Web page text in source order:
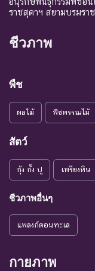
ราชสุดาฯ สยามบรมรา
ชีวภาพ
พืช
ผลไม้ พืชพรรณไม้
สัตว์
กุ้ง กั้ง ปู เพรียงหิน
ชีวภาพอื่นๆ
แพลงก์ตอนทะเล
กายภาพ